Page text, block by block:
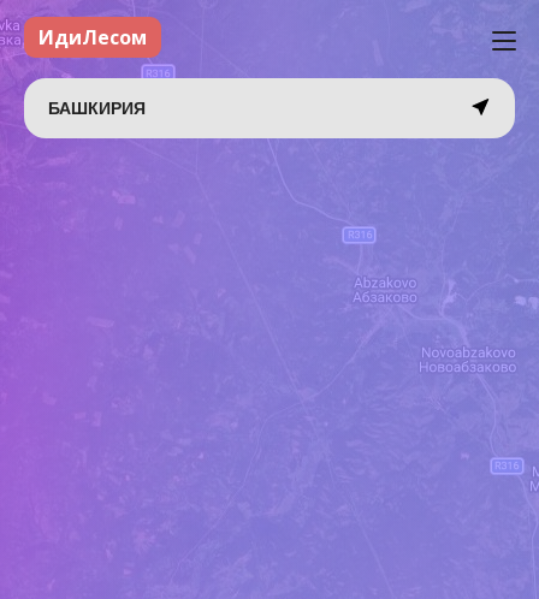
ИдиЛесом
БАШКИРИЯ